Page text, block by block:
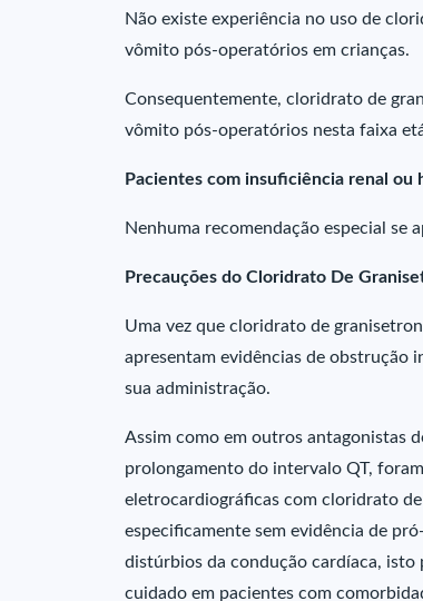
Não existe experiência no uso de
vômito pós-operatórios em crianças.
Consequentemente, cloridrato de
vômito pós-operatórios nesta faixa
Pacientes com insuficiência renal ou
Nenhuma recomendação especial se
Precauções do Cloridrato De
Uma vez que cloridrato de
apresentam evidências de obstrução
sua administração.
Assim como em outros antagonistas
prolongamento do intervalo QT,
eletrocardiográficas com cloridrato
especificamente sem evidência de
distúrbios da condução cardíaca, isto
cuidado em pacientes com